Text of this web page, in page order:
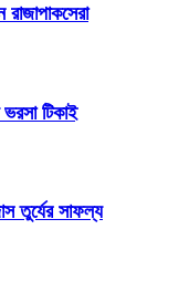
টিকাই
তুর্যের সাফল্য